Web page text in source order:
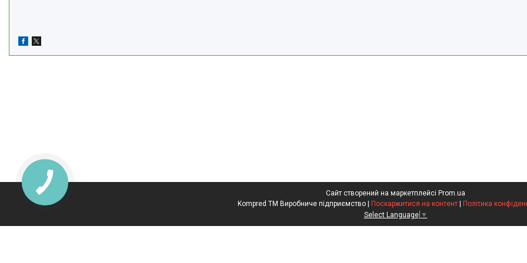
Сайт створений на маркетплейсі Prom.ua
Kompred TM Виробниче підприємство | Поскаржитися на контент | Політика
Select Language ▼